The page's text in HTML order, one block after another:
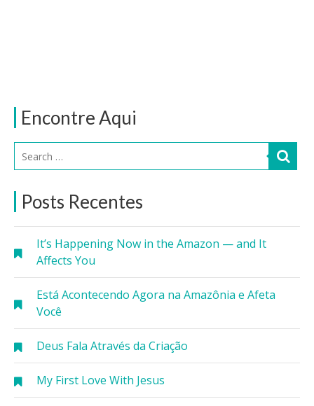
Encontre Aqui
Posts Recentes
It’s Happening Now in the Amazon — and It
Affects You
Está Acontecendo Agora na Amazônia e Afeta
Você
Deus Fala Através da Criação
My First Love With Jesus